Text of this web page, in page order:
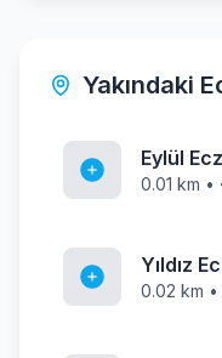
Yakındaki
Eylül
0.01 km
Yıldız
0.02 km